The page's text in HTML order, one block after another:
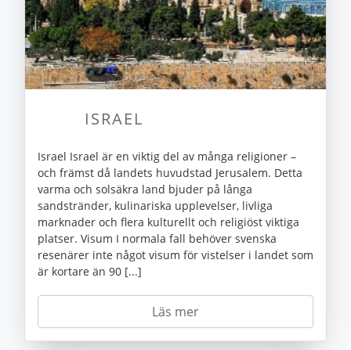
ISRAEL
Israel Israel är en viktig del av många religioner –
och främst då landets huvudstad Jerusalem. Detta
varma och solsäkra land bjuder på långa
sandstränder, kulinariska upplevelser, livliga
marknader och flera kulturellt och religiöst viktiga
platser. Visum I normala fall behöver svenska
resenärer inte något visum för vistelser i landet som
är kortare än 90 [...]
Läs mer